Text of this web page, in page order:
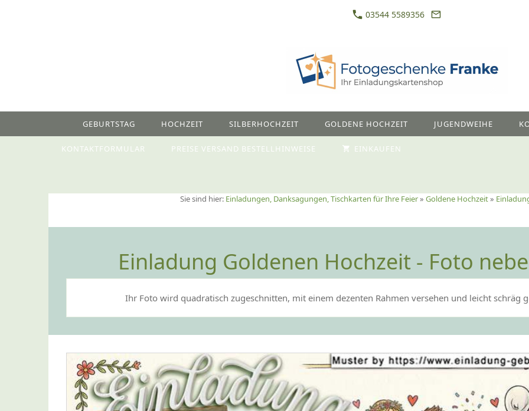
03544 5589356
GEBURTSTAG HOCHZEIT SILBERHOCHZEIT GOLDENE HOCHZEIT JUGENDWEIHE
KONTAKTFORMULAR PREISE VERSAND BESTELLHINWEISE EINKAUFEN
Sie sind hier: Einladungen, Danksagungen, Tischkarten für Ihre Feier» Goldene Hochzeit»
Einladung Goldenen Hochzeit - Foto
Ihr Foto wird quadratisch zugeschnitten, mit einem dezenten Rahmen versehen und leicht schräg